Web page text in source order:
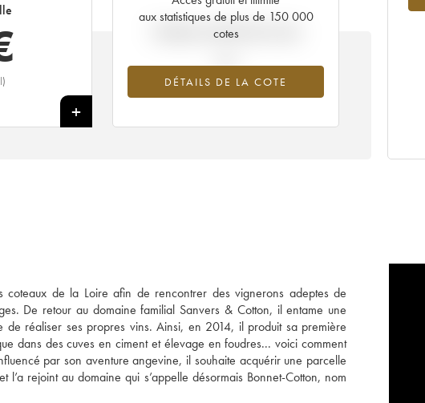
+
aux statistiques de plus de 150 000
cotes
DÉTAILS DE LA COTE
Tendance actuelle de la cote
coteaux de la Loire afin de rencontrer des vignerons adeptes de
De retour au domaine familial Sanvers & Cotton, il entame une
réaliser ses propres vins. Ainsi, en 2014, il produit sa première
dans des cuves en ciment et élevage en foudres... voici comment
par son aventure angevine, il souhaite acquérir une parcelle
rejoint au domaine qui s’appelle désormais Bonnet-Cotton, nom